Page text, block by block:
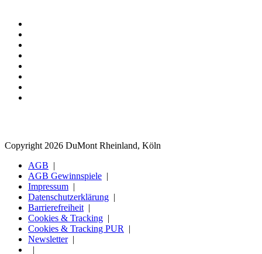
Copyright 2026 DuMont Rheinland, Köln
AGB
AGB Gewinnspiele
Impressum
Datenschutzerklärung
Barrierefreiheit
Cookies & Tracking
Cookies & Tracking PUR
Newsletter